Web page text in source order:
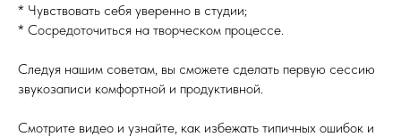
* Чувствовать себя уверенно в студии;
* Сосредоточиться на творческом процессе.
Следуя нашим советам, вы сможете сделать первую сессию
звукозаписи комфортной и продуктивной.
Смотрите видео и узнайте, как избежать типичных ошибок и